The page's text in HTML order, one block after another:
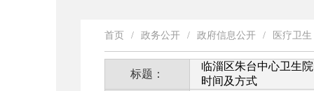
首页 / 政务公开 / 政府信息公开 / 医疗卫生
标题：
临淄区朱台中心卫生
时间及方式